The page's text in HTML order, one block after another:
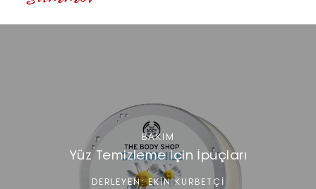
BAKIM
Yüz Temizleme için İpuçları
DERLEYEN:EKİN KURBETÇİ